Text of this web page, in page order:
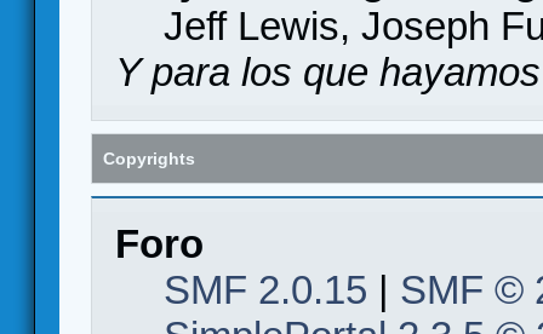
Jeff Lewis, Joseph
Y para los que
Copyrights
Foro
SMF 2.0.15 | SMF ©